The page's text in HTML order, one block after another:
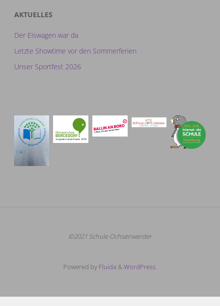
AKTUELLES
Der Eiswagen war da
Letzte Showtime vor den Sommerferien
Unser Sportfest 2026
©2021 Schule Ochsenwerder
Powered byFluida &WordPress.